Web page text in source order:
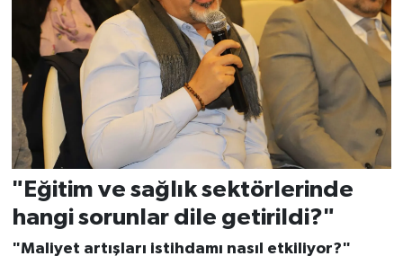
"Eğitim ve sağlık sektörlerinde
hangi sorunlar dile getirildi?"
"Maliyet artışları istihdamı nasıl etkiliyor?"